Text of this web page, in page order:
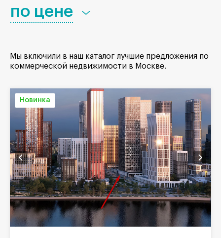
по цене
Мы включили в наш каталог лучшие предложения по
коммерческой недвижимости в Москве.
Новинка